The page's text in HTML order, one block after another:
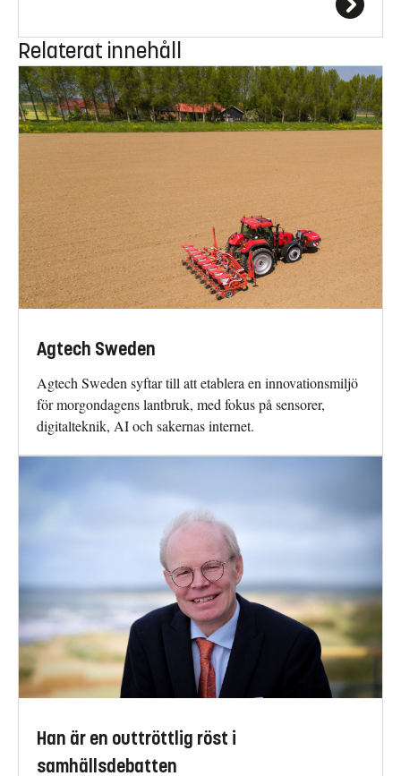
Relaterat innehåll
Agtech Sweden
Agtech Sweden syftar till att etablera en innovationsmiljö
för morgondagens lantbruk, med fokus på sensorer,
digitalteknik, AI och sakernas internet.
Han är en outtröttlig röst i
samhällsdebatten